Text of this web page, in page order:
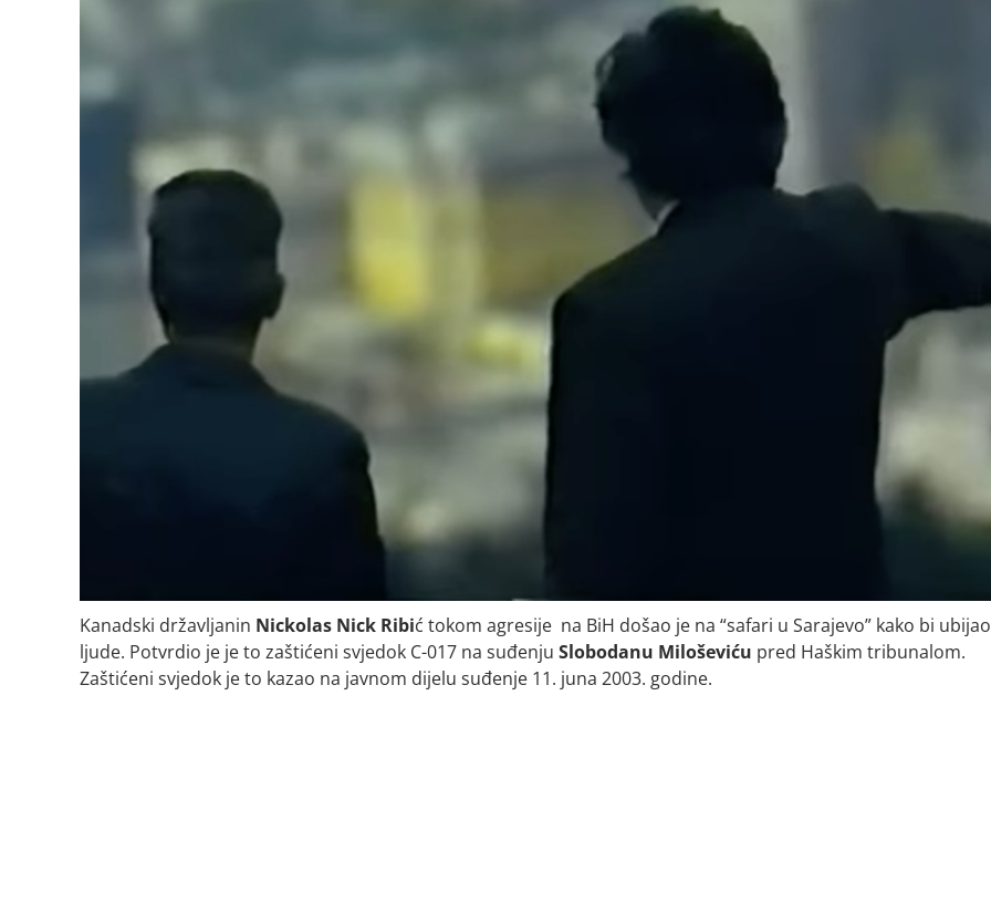
Kanadski državljanin Nickolas Nick Ribić tokom agresije na BiH došao je na “safari u Sarajevo” kako bi ubijao
ljude. Potvrdio je je to zaštićeni svjedok C-017 na suđenju Slobodanu Miloševiću pred Haškim tribunalom.
Zaštićeni svjedok je to kazao na javnom dijelu suđenje 11. juna 2003. godine.